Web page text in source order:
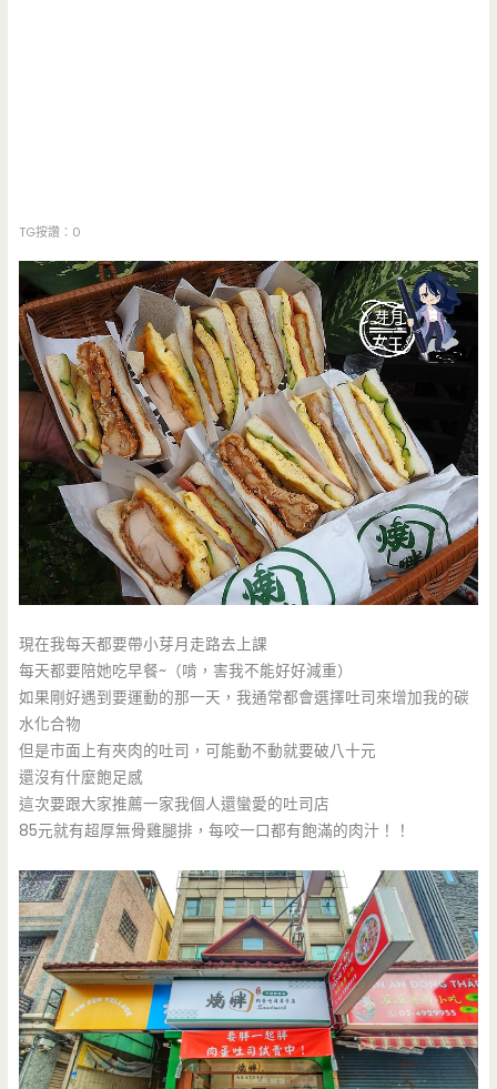
TG按讚：0
現在我每天都要帶小芽月走路去上課
每天都要陪她吃早餐~（啃，害我不能好好減重）
如果剛好遇到要運動的那一天，我通常都會選擇吐司來增加我的碳
水化合物
但是市面上有夾肉的吐司，可能動不動就要破八十元
還沒有什麼飽足感
這次要跟大家推薦一家我個人還蠻愛的吐司店
85元就有超厚無骨雞腿排，每咬一口都有飽滿的肉汁！！